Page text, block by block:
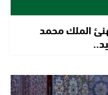
الملك محمد